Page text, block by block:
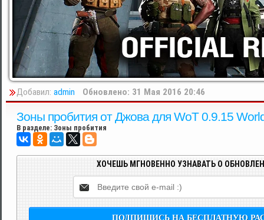
Добавил: admin Обновлено: 31 Мая 2016 20:46
Зоны пробития от Джова для WoT 0.9.15
В разделе: Зоны пробития
ХОЧЕШЬ МГНОВЕННО УЗНАВАТЬ О